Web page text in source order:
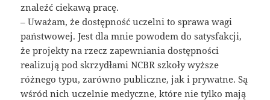
znaleźć ciekawą pracę.
– Uważam, że dostępność uczelni to sprawa wagi
państwowej. Jest dla mnie powodem do satysfakcji,
że projekty na rzecz zapewniania dostępności
realizują pod skrzydłami NCBR szkoły wyższe
różnego typu, zarówno publiczne, jak i prywatne. Są
wśród nich uczelnie medyczne, które nie tylko mają